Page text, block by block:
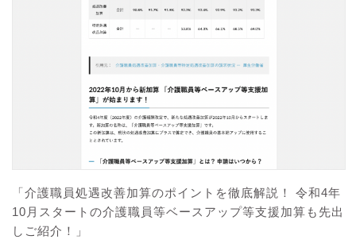
「介護職員処遇改善加算のポイントを徹底解説！ 令和4年
10月スタートの介護職員等ベースアップ等支援加算も先出
しご紹介！」